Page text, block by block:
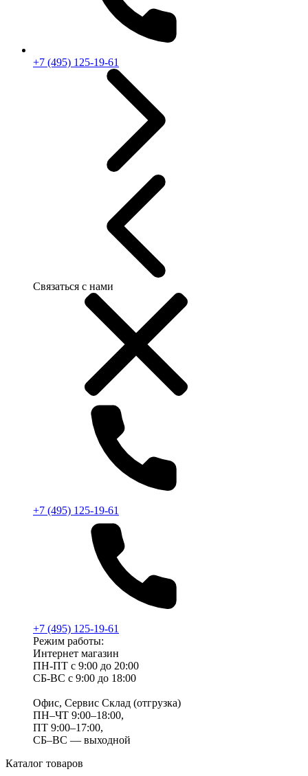
+7 (495) 125-19-61
Связаться с нами
+7 (495) 125-19-61
+7 (495) 125-19-61
Режим работы:
Интернет магазин
ПН-ПТ с 9:00 до 20:00
СБ-ВС с 9:00 до 18:00
Офис, Сервис Склад (отгрузка)
ПН–ЧТ 9:00–18:00,
ПТ 9:00–17:00,
СБ–ВС — выходной
Каталог товаров